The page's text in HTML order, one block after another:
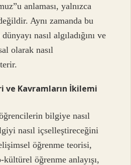
anlaması, yalnızca
Aynı zamanda bu
nasıl algıladığını ve
olarak nasıl
ve Kavramların İkilemi
bilgiye nasıl
nasıl içselleştireceğini
öğrenme teorisi,
öğrenme anlayışı,